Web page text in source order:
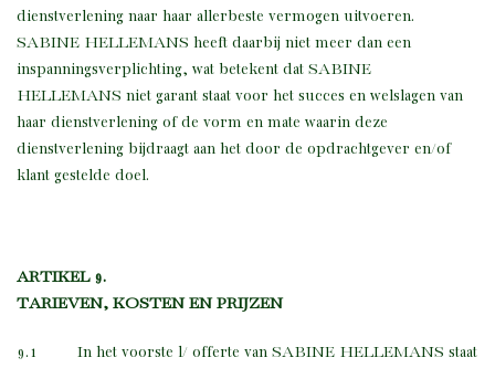
dienstverlening naar haar allerbeste vermogen uitvoeren.
SABINE HELLEMANS heeft daarbij niet meer dan een
inspanningsverplichting, wat betekent dat SABINE
HELLEMANS niet garant staat voor het succes en welslagen van
haar dienstverlening of de vorm en mate waarin deze
dienstverlening bijdraagt aan het door de opdrachtgever en/of
klant gestelde doel.
ARTIKEL 9.
TARIEVEN, KOSTEN EN PRIJZEN
9.1 In het voorste l/ offerte van SABINE HELLEMANS staat